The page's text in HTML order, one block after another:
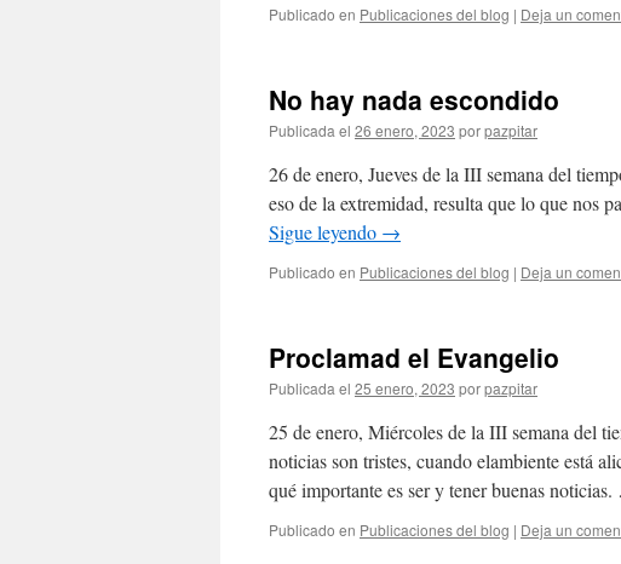
Publicado en Publicaciones del blog | Deja un
No hay nada escondido
Publicada el 26 enero, 2023 porpazpitar
26 de enero, Jueves de la III semana del
eso de la extremidad, resulta que lo que nos
Sigue leyendo →
Publicado en Publicaciones del blog | Deja un
Proclamad el Evangelio
Publicada el 25 enero, 2023 porpazpitar
25 de enero, Miércoles de la III semana del
noticias son tristes, cuando elambiente está
qué importante es ser y tener buenas
Publicado en Publicaciones del blog | Deja un